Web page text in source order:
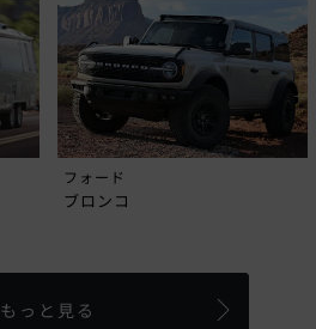
フォード
ブロンコ
もっと見る